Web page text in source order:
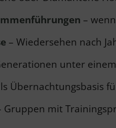
–
– Wiedersehen nach
unter
Übernachtungsbasis
Gruppen mit